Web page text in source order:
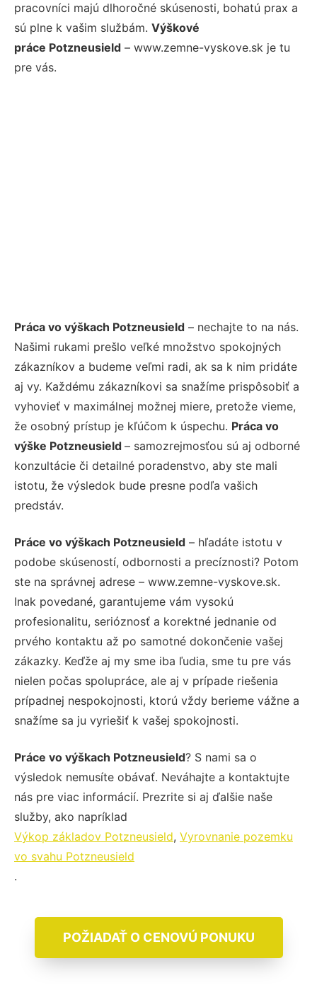
pracovníci majú dlhoročné skúsenosti, bohatú prax a
sú plne k vašim službám. Výškové
práce Potzneusield – www.zemne-vyskove.sk je tu
pre vás.
Práca vo výškach Potzneusield – nechajte to na nás.
Našimi rukami prešlo veľké množstvo spokojných
zákazníkov a budeme veľmi radi, ak sa k nim pridáte
aj vy. Každému zákazníkovi sa snažíme prispôsobiť a
vyhovieť v maximálnej možnej miere, pretože vieme,
že osobný prístup je kľúčom k úspechu. Práca vo
výške Potzneusield – samozrejmosťou sú aj odborné
konzultácie či detailné poradenstvo, aby ste mali
istotu, že výsledok bude presne podľa vašich
predstáv.
Práce vo výškach Potzneusield – hľadáte istotu v
podobe skúseností, odbornosti a precíznosti? Potom
ste na správnej adrese – www.zemne-vyskove.sk.
Inak povedané, garantujeme vám vysokú
profesionalitu, serióznosť a korektné jednanie od
prvého kontaktu až po samotné dokončenie vašej
zákazky. Keďže aj my sme iba ľudia, sme tu pre vás
nielen počas spolupráce, ale aj v prípade riešenia
prípadnej nespokojnosti, ktorú vždy berieme vážne a
snažíme sa ju vyriešiť k vašej spokojnosti.
Práce vo výškach Potzneusield? S nami sa o
výsledok nemusíte obávať. Neváhajte a kontaktujte
nás pre viac informácií. Prezrite si aj ďalšie naše
služby, ako napríklad
Výkop základov Potzneusield, Vyrovnanie pozemku
vo svahu Potzneusield
.
POŽIADAŤ O CENOVÚ PONUKU